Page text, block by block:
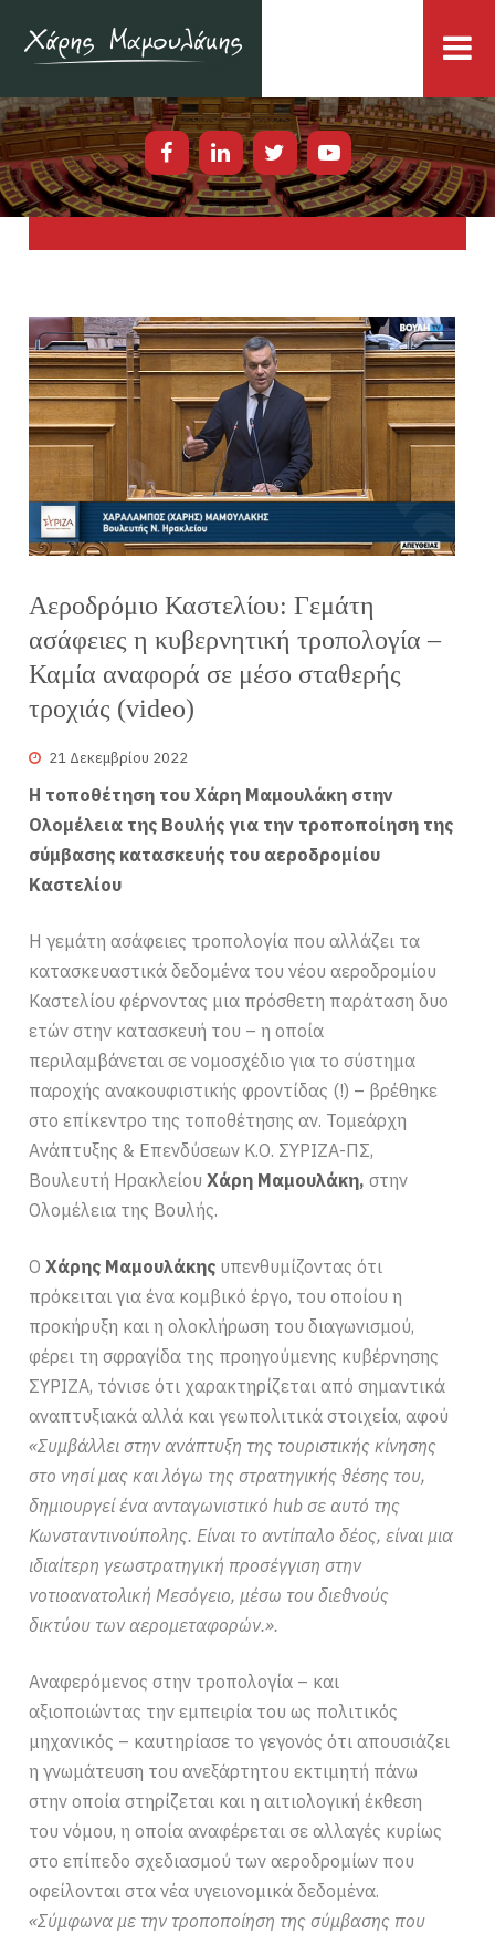
Αεροδρόμιο Καστελίου: Γεμάτη
ασάφειες η κυβερνητική τροπολογία –
Καμία αναφορά σε μέσο σταθερής
τροχιάς (video)
21 Δεκεμβρίου 2022
Η τοποθέτηση του Χάρη Μαμουλάκη στην
Ολομέλεια της Βουλής για την τροποποίηση της
σύμβασης κατασκευής του αεροδρομίου
Καστελίου
Η γεμάτη ασάφειες τροπολογία που αλλάζει τα
κατασκευαστικά δεδομένα του νέου αεροδρομίου
Καστελίου φέρνοντας μια πρόσθετη παράταση δυο
ετών στην κατασκευή του – η οποία
περιλαμβάνεται σε νομοσχέδιο για το σύστημα
παροχής ανακουφιστικής φροντίδας (!) – βρέθηκε
στο επίκεντρο της τοποθέτησης αν. Τομεάρχη
Ανάπτυξης & Επενδύσεων Κ.Ο. ΣΥΡΙΖΑ-ΠΣ,
Βουλευτή ΗρακλείουΧάρη Μαμουλάκη, στην
Ολομέλεια της Βουλής.
ΟΧάρης Μαμουλάκης υπενθυμίζοντας ότι
πρόκειται για ένα κομβικό έργο, του οποίου η
προκήρυξη και η ολοκλήρωση του διαγωνισμού,
φέρει τη σφραγίδα της προηγούμενης κυβέρνησης
ΣΥΡΙΖΑ, τόνισε ότι χαρακτηρίζεται από σημαντικά
αναπτυξιακά αλλά και γεωπολιτικά στοιχεία, αφού
«Συμβάλλει στην ανάπτυξη της τουριστικής κίνησης
στο νησί μας και λόγω της στρατηγικής θέσης του,
δημιουργεί ένα ανταγωνιστικό hub σε αυτό της
Κωνσταντινούπολης. Είναι το αντίπαλο δέος, είναι μια
ιδιαίτερη γεωστρατηγική προσέγγιση στην
νοτιοανατολική Μεσόγειο, μέσω του διεθνούς
δικτύου των αερομεταφορών.».
Αναφερόμενος στην τροπολογία – και
αξιοποιώντας την εμπειρία του ως πολιτικός
μηχανικός – καυτηρίασε το γεγονός ότι απουσιάζει
η γνωμάτευση του ανεξάρτητου εκτιμητή πάνω
στην οποία στηρίζεται και η αιτιολογική έκθεση
του νόμου, η οποία αναφέρεται σε αλλαγές κυρίως
στο επίπεδο σχεδιασμού των αεροδρομίων που
οφείλονται στα νέα υγειονομικά δεδομένα.
«Σύμφωνα με την τροποποίηση της σύμβασης που